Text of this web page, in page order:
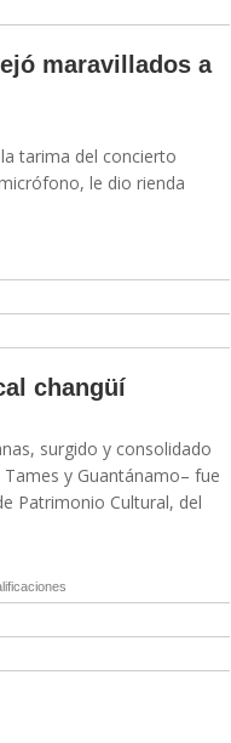
maravillados a
tarima del concierto
le dio rienda
changüí
surgido y consolidado
y Guantánamo– fue
Patrimonio Cultural, del